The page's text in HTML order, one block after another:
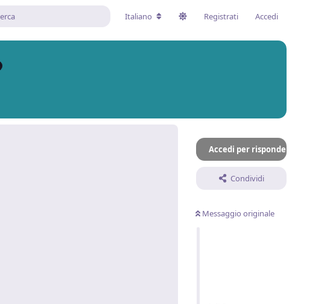
Italiano Registrati Accedi
Accedi per rispondere
Condividi
Messaggio originale